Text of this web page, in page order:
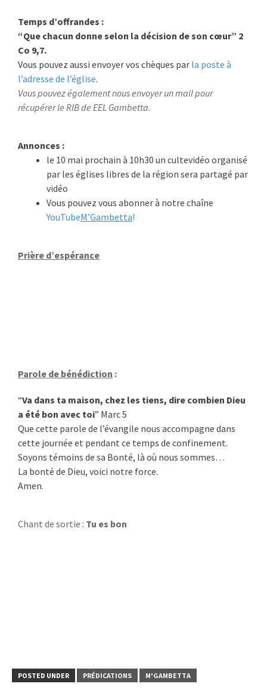
Temps d’offrandes :
“Que chacun donne selon la décision de son cœur” 2
Co 9,7.
Vous pouvez aussi envoyer vos chèques par la poste à
l’adresse de l’église.
Vous pouvez également nous envoyer un mail pour
récupérer le RIB de EEL Gambetta.
Annonces :
le 10 mai prochain à 10h30 un cultevidéo organisé
par les églises libres de la région sera partagé par
vidéo
Vous pouvez vous abonner à notre chaîne
YouTubeM’Gambetta!
Prière d’espérance
Parole de bénédiction :
“Va dans ta maison, chez les tiens, dire combien Dieu
a été bon avec toi” Marc 5
Que cette parole de l’évangile nous accompagne dans
cette journée et pendant ce temps de confinement.
Soyons témoins de sa Bonté, là où nous sommes…
La bonté de Dieu, voici notre force.
Amen.
Chant de sortie : Tu es bon
POSTED UNDER PRÉDICATIONS M'GAMBETTA